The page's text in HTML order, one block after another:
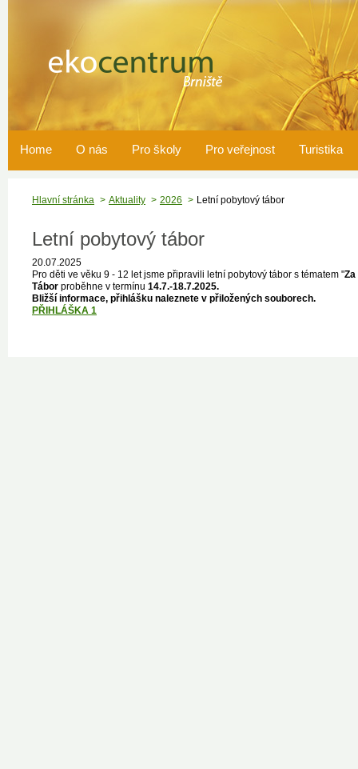
Home O nás Pro školy Pro veřejnost Turistika
Hlavní stránka Aktuality 2026 Letní pobytový tábor
Letní pobytový tábor
20.07.2025
Pro děti ve věku 9 - 12 let jsme připravili letní pobytový tábor s tématem "
Tábor proběhne v termínu 14.7.-18.7.2025.
Bližší informace, přihlášku naleznete v přiložených souborech.
PŘIHLÁŠKA 1